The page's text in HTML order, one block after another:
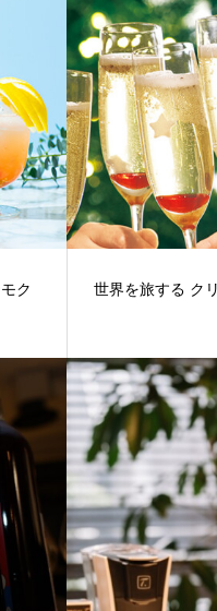
ク
世界を旅する ク